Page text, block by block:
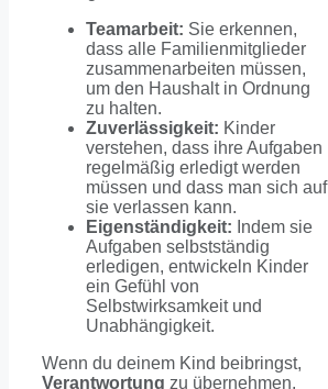
Teamarbeit: Sie erkennen,
dass alle Familienmitglieder
zusammenarbeiten müssen,
um den Haushalt in Ordnung
zu halten.
Zuverlässigkeit: Kinder
verstehen, dass ihre Aufgaben
regelmäßig erledigt werden
müssen und dass man sich auf
sie verlassen kann.
Eigenständigkeit: Indem sie
Aufgaben selbstständig
erledigen, entwickeln Kinder
ein Gefühl von
Selbstwirksamkeit und
Unabhängigkeit.
Wenn du deinem Kind beibringst,
Verantwortung zu übernehmen,